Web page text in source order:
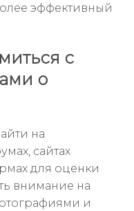
эффективный
с
о
на
сайтах
для оценки
внимание на
и